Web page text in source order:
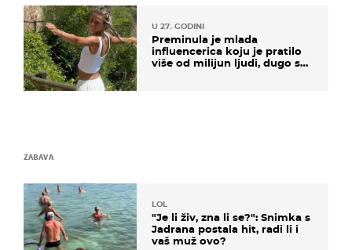
U 27. GODINI
Preminula je mlada
influencerica koju je pratilo
više od milijun ljudi, dugo se
ZABAVA
LOL
"Je li živ, zna li se?": Snimka s
Jadrana postala hit, radi li i
vaš muž ovo?